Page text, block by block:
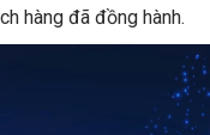
hàng đã đồng hành.